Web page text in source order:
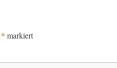
* markiert